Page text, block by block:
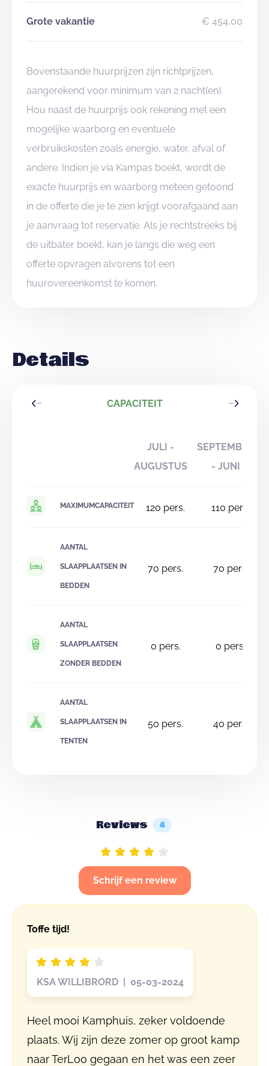
Grote vakantie € 454,00
Bovenstaande huurprijzen zijn richtprijzen,
aangerekend voor minimum van 2 nacht(en).
Hou naast de huurprijs ook rekening met een
mogelijke waarborg en eventuele
verbruikskosten zoals energie, water, afval of
andere. Indien je via Kampas boekt, wordt de
exacte huurprijs en waarborg meteen getoond
in de offerte die je te zien krijgt voorafgaand aan
je aanvraag tot reservatie. Als je rechtstreeks bij
de uitbater boekt, kan je langs die weg een
offerte opvragen alvorens tot een
huurovereenkomst te komen.
Details
CAPACITEIT
JULI -
AUGUSTUS
SEPTEMBER
- JUNI
MAXIMUMCAPACITEIT 120 pers. 110 pers.
AANTAL
SLAAPPLAATSEN IN
BEDDEN
70 pers. 70 pers.
AANTAL
SLAAPPLAATSEN
ZONDER BEDDEN
0 pers. 0 pers.
AANTAL
SLAAPPLAATSEN IN
TENTEN
50 pers. 40 pers.
Reviews 4
Schrijf een review
Toffe tijd!
KSA WILLIBRORD | 05-03-2024
Heel mooi Kamphuis, zeker voldoende
plaats. Wij zijn deze zomer op groot kamp
naar TerLoo gegaan en het was een zeer